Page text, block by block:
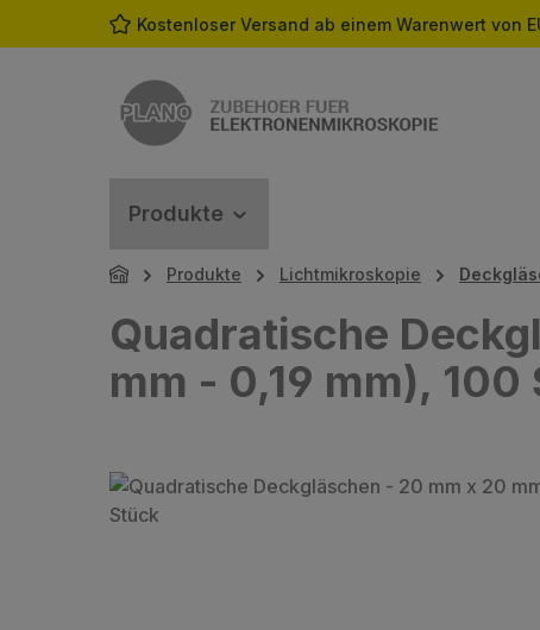
Hauptinhalt springen
Zur Suche springen
Zur Hauptnavigation springen
Kostenloser Versand ab einem Warenwert von
Produkte
Produkte Lichtmikroskopie
Quadratische
mm - 0,19 mm), 100
Bildergalerie überspringen